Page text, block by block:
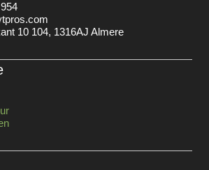
10 104, 1316AJ Almere